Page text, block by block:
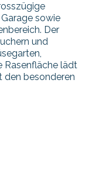
sowie
Der
und
Rasenfläche lädt
den besonderen